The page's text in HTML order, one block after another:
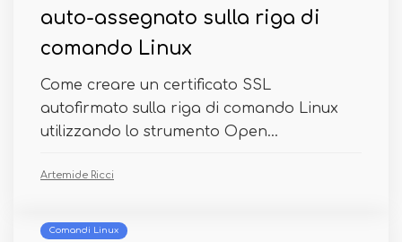
auto-assegnato sulla riga di
comando Linux
Come creare un certificato SSL
autofirmato sulla riga di comando Linux
utilizzando lo strumento Open...
Artemide Ricci
Comandi Linux